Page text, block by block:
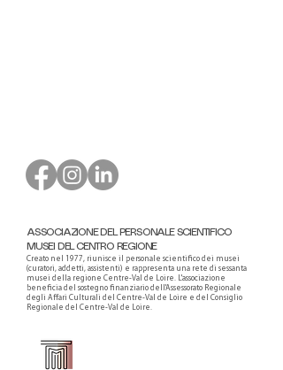
ASSOCIAZIONE DEL PERSONALE SCIENTIFICO
MUSEI DEL CENTRO REGIONE
Creato nel 1977, riunisce il personale scientifico dei musei
(curatori, addetti, assistenti) e rappresenta una rete di sessanta
musei della regione Centre-Val de Loire. L'associazione
beneficia del sostegno finanziario dell'Assessorato Regionale
degli Affari Culturali del Centre-Val de Loire e del Consiglio
Regionale del Centre-Val de Loire.